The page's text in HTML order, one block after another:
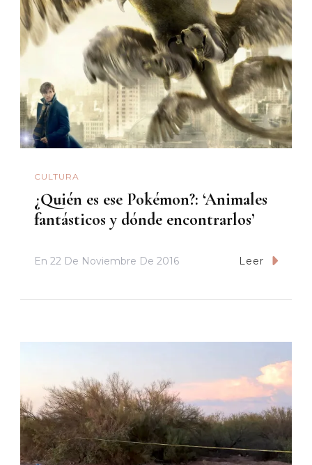
CULTURA
¿Quién es ese Pokémon?: ‘Animales
fantásticos y dónde encontrarlos’
En 22 De Noviembre De 2016 Leer